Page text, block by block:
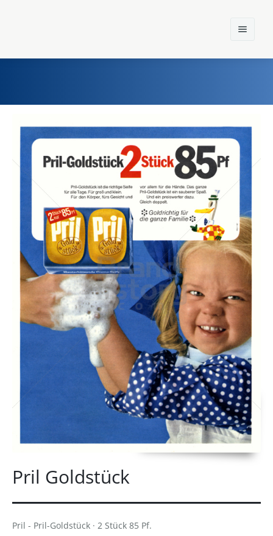
Einst und Heute
Marken
Pril Goldstück
Pril - Pril-Goldstück · 2 Stück 85 Pf.